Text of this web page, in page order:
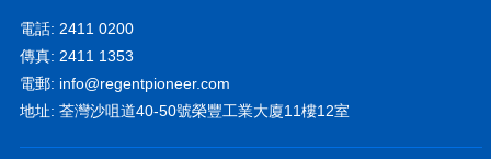
電話: 2411 0200
傳真: 2411 1353
電郵: info@regentpioneer.com
地址: 荃灣沙咀道40-50號榮豐工業大廈11樓12室